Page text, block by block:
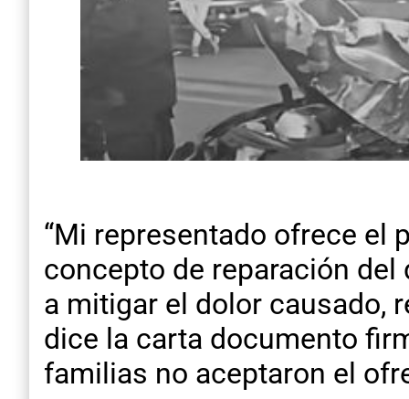
“Mi representado ofrece el
concepto de reparación
a mitigar el dolor causado,
dice la carta documento
familias no aceptaron el